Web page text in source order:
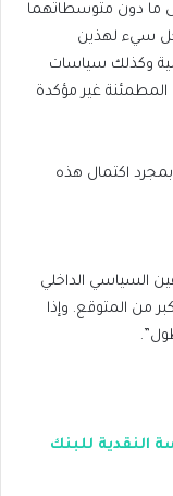
ما دون متوسطاتهما
سيء لهذين
وكذلك سياسات
المطمئنة غير مؤكدة
بمجرد اكتمال هذه
السياسي الداخلي
من المتوقع. وإذا
النقدية للبنك